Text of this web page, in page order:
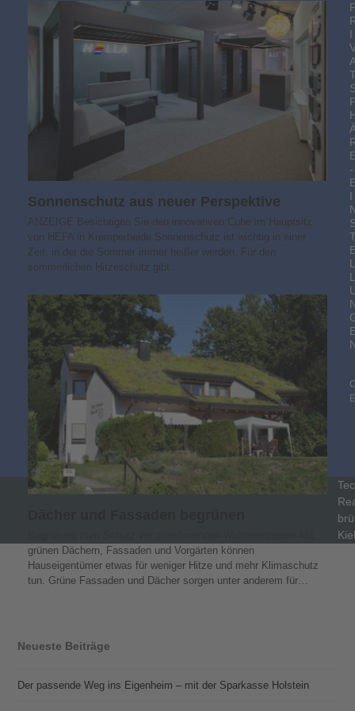
Sonnenschutz aus neuer Perspektive
ANZEIGE Besichtigen Sie den innovativen Cube im Hauptsitz
von HEFA in Kremperheide Sonnenschutz ist wichtig in einer
Zeit, in der die Sommer immer heißer werden. Für den
sommerlichen Hitzeschutz gibt…
grünen Dächern, Fassaden und Vorgärten können
Hauseigentümer etwas für weniger Hitze und mehr Klimaschutz
tun. Grüne Fassaden und Dächer sorgen unter anderem für…
Neueste Beiträge
Der passende Weg ins Eigenheim – mit der Sparkasse Holstein
I
-
I
L
L
Kiel